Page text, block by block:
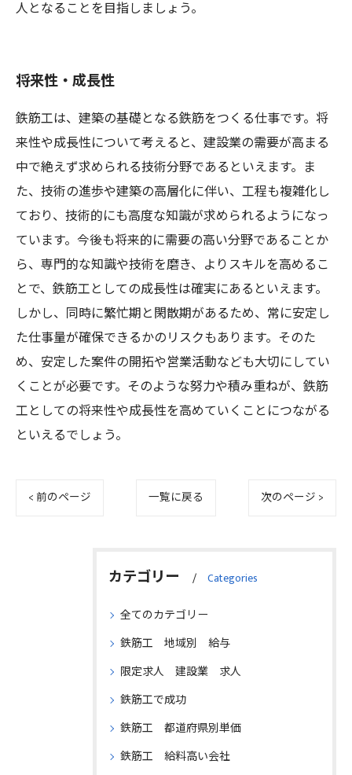
人となることを目指しましょう。
将来性・成長性
鉄筋工は、建築の基礎となる鉄筋をつくる仕事です。将
来性や成長性について考えると、建設業の需要が高まる
中で絶えず求められる技術分野であるといえます。ま
た、技術の進歩や建築の高層化に伴い、工程も複雑化し
ており、技術的にも高度な知識が求められるようになっ
ています。今後も将来的に需要の高い分野であることか
ら、専門的な知識や技術を磨き、よりスキルを高めるこ
とで、鉄筋工としての成長性は確実にあるといえます。
しかし、同時に繁忙期と閑散期があるため、常に安定し
た仕事量が確保できるかのリスクもあります。そのた
め、安定した案件の開拓や営業活動なども大切にしてい
くことが必要です。そのような努力や積み重ねが、鉄筋
工としての将来性や成長性を高めていくことにつながる
といえるでしょう。
< 前のページ 一覧に戻る 次のページ >
カテゴリー Categories
全てのカテゴリー
鉄筋工 地域別 給与
限定求人 建設業 求人
鉄筋工で成功
鉄筋工 都道府県別単価
鉄筋工 給料高い会社